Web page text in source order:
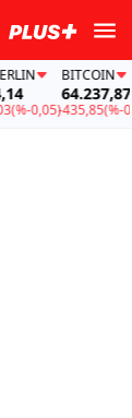
0,05)
BITCOIN
64.237,87
-435,85(%-